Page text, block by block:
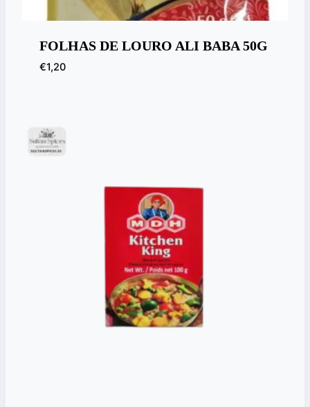
FOLHAS DE LOURO ALI BABA 50G
€1,20